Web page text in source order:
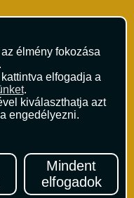
élmény fokozása
elfogadja a
.
kiválaszthatja azt
engedélyezni.
Mindent
elfogadok